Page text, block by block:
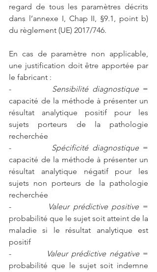
regard de tous les paramètres décrits
dans l’annexe I, Chap II, §9.1, point b)
du règlement (UE) 2017/746.
En cas de paramètre non applicable,
une justification doit être apportée par
le fabricant :
- Sensibilité diagnostique
capacité de la méthode à présenter un
résultat analytique positif pour les
sujets porteurs de la pathologie
recherchée
- Spécificité diagnostique =
capacité de la méthode à présenter un
résultat analytique négatif pour les
sujets non porteurs de la pathologie
recherchée
- Valeur prédictive positive =
probabilité que le sujet soit atteint de la
maladie si le résultat analytique est
positif
-
Valeur prédictive négative
probabilité que le sujet soit indemne